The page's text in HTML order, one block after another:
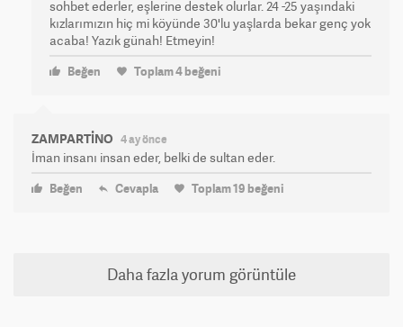
sohbet ederler, eşlerine destek olurlar. 24 -25 yaşındaki
kızlarımızın hiç mi köyünde 30'lu yaşlarda bekar genç yok
acaba! Yazık günah! Etmeyin!
Beğen Toplam4beğeni
ZAMPARTİNO 4 ay önce
İman insanı insan eder, belki de sultan eder.
Beğen Cevapla Toplam19 beğeni
Daha fazla yorum görüntüle